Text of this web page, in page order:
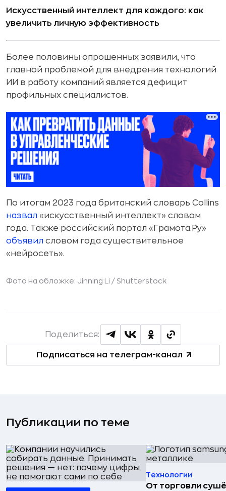
Искусственный интеллект для каждого: как
увеличить личную эффективность
Более половины опрошенных заявили, что
главной проблемой для внедрения технологий
ИИ в работу компаний является дефицит
профильных специалистов.
По итогам 2023 года британский словарь Collins
назвал «искусственный интеллект» словом
года. Также российский портал «Грамота.Ру»
объявил словом года существительное
«нейросеть».
Фото на обложке: Jinning Li / Shutterstock
Подписаться на телеграм-канал
Поделиться:
Публикации по теме
Технологии
От торговли